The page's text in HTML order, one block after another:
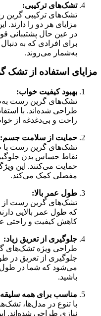
تشک‌های ترکیبی:
تشک‌های ترکیبی گرین
مزایای هر دو را
در عین حال پشتیبانی
برای افرادی که به
به‌شمار می‌روند.
مزایای استفاده از
بهبود کیفیت خواب:
تشک‌های گرین رست
طراحی شده‌اند. با
راحت و بی‌دغدغه از
حمایت از سلامت جسم:
تشک‌های گرین رست با
نقاط حساس بدن
حمایت می‌کنند. این
مفصلی کمک می‌کند.
طول عمر بالا:
تشک‌های گرین رست از
که طول عمر بالایی
کاهش کیفیت و راحتی
جلوگیری از تعریق زیاد:
طراحی ویژه تشک‌های
جلوگیری از تعریق
می‌شود که شما در
باشید.
مناسب برای همه
با تنوع در مدل‌ها،
نیازی طراحی شده‌اند.